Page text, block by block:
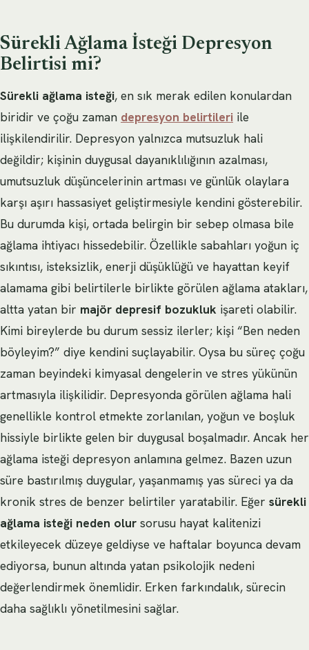
Sürekli Ağlama İsteği Depresyon
Belirtisi mi?
Sürekli ağlama isteği, en sık merak edilen konulardan
biridir ve çoğu zaman depresyon belirtileri ile
ilişkilendirilir. Depresyon yalnızca mutsuzluk hali
değildir; kişinin duygusal dayanıklılığının azalması,
umutsuzluk düşüncelerinin artması ve günlük olaylara
karşı aşırı hassasiyet geliştirmesiyle kendini gösterebilir.
Bu durumda kişi, ortada belirgin bir sebep olmasa bile
ağlama ihtiyacı hissedebilir. Özellikle sabahları yoğun iç
sıkıntısı, isteksizlik, enerji düşüklüğü ve hayattan keyif
alamama gibi belirtilerle birlikte görülen ağlama atakları,
altta yatan bir majör depresif bozukluk işareti olabilir.
Kimi bireylerde bu durum sessiz ilerler; kişi “Ben neden
böyleyim?” diye kendini suçlayabilir. Oysa bu süreç çoğu
zaman beyindeki kimyasal dengelerin ve stres yükünün
artmasıyla ilişkilidir. Depresyonda görülen ağlama hali
genellikle kontrol etmekte zorlanılan, yoğun ve boşluk
hissiyle birlikte gelen bir duygusal boşalmadır. Ancak her
ağlama isteği depresyon anlamına gelmez. Bazen uzun
süre bastırılmış duygular, yaşanmamış yas süreci ya da
kronik stres de benzer belirtiler yaratabilir. Eğer sürekli
ağlama isteği neden olur sorusu hayat kalitenizi
etkileyecek düzeye geldiyse ve haftalar boyunca devam
ediyorsa, bunun altında yatan psikolojik nedeni
değerlendirmek önemlidir. Erken farkındalık, sürecin
daha sağlıklı yönetilmesini sağlar.